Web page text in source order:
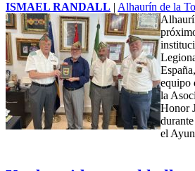
ISMAEL RANDALL | Alhaurín de la
equipo
la
Honor
el